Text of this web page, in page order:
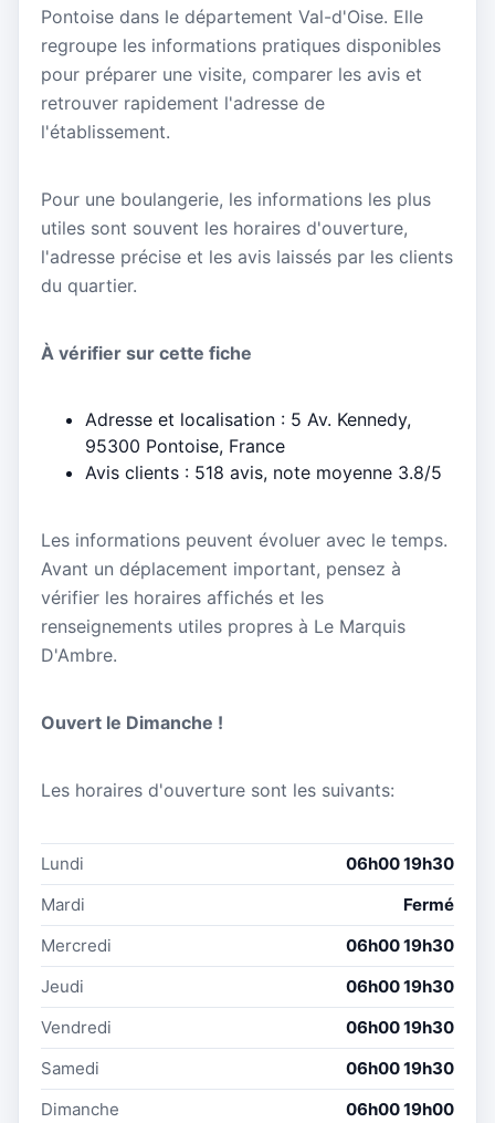
Pontoise dans le département Val-d'Oise. Elle
regroupe les informations pratiques disponibles
pour préparer une visite, comparer les avis et
retrouver rapidement l'adresse de
l'établissement.
Pour une boulangerie, les informations les plus
utiles sont souvent les horaires d'ouverture,
l'adresse précise et les avis laissés par les clients
du quartier.
À vérifier sur cette fiche
Adresse et localisation : 5 Av. Kennedy,
95300 Pontoise, France
Avis clients : 518 avis, note moyenne 3.8/5
Les informations peuvent évoluer avec le temps.
Avant un déplacement important, pensez à
vérifier les horaires affichés et les
renseignements utiles propres à Le Marquis
D'Ambre.
Ouvert le Dimanche !
Les horaires d'ouverture sont les suivants:
Lundi
06h00 19h30
Mardi
Fermé
Mercredi
06h00 19h30
Jeudi
06h00 19h30
Vendredi
06h00 19h30
Samedi
06h00 19h30
Dimanche
06h00 19h00